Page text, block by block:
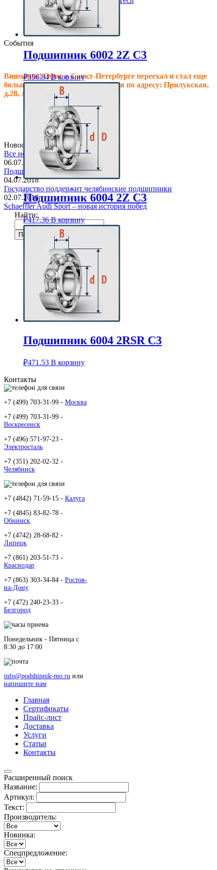
Сальники подшипника
Клиновые ремни
Техпластина резиновая
События
Внимание! Офис в Санкт-Петербурге переехал и стал еще
больше, теперь мы располагаемся по адресу: Прилукская,
д.28, литер.А! Ждем Вас в гости!
Новостная лента
Все новости
06.07.2018
Подшипник в основе дома
04.07.2018
Государство поддержит челябинские подшипники
02.07.2018
Schaeffler Audi Sport – новая история побед
Найти:
Подшипник 6002 2Z C3
₽356.84 В корзину
Подшипник 6004 2Z C3
₽417.36 В корзину
Подшипник 6004 2RSR C3
₽471.53 В корзину
Контакты
+7 (499) 703-31-99 - Москва
+7 (499) 703-31-99 -
Воскресенск
+7 (496) 571-97-23 -
Электросталь
+7 (351) 202-02-32 -
Челябинск
+7 (4842) 71-59-15 - Калуга
+7 (4845) 83-82-78 -
Обнинск
+7 (4742) 28-68-82 -
Липецк
+7 (861) 203-51-73 -
Краснодар
+7 (863) 303-34-84 - Ростов-
на-Дону
+7 (472) 240-23-33 -
Белгород
Понедельник - Пятница c
8:30 до 17:00
info@podshipnik-mo.ru или
напишите нам
Главная
Сертификаты
Прайс-лист
Доставка
Услуги
Статьи
Контакты
Расширенный поиск
Название:
Артикул:
Текст:
Производитель:
Новинка:
Спецпредложение: